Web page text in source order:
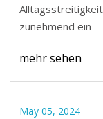
zunehmend ein
mehr sehen
May 05, 2024